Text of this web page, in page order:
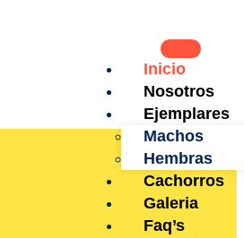
Inicio
Nosotros
Ejemplares
Machos
Hembras
Cachorros
Galeria
Faq’s